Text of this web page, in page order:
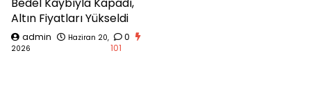
Altın Fiyatları Yükseldi
admin
Haziran 20,
2026
0
101